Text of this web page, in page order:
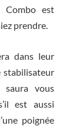
Combo est
prendre.
dans leur
stabilisateur
vous
est aussi
poignée